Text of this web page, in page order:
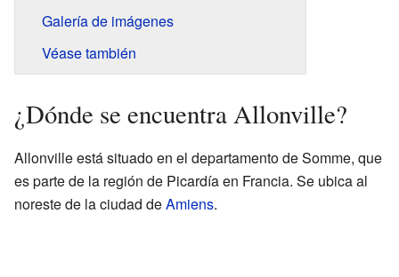
Galería de imágenes
Véase también
¿Dónde se encuentra Allonville?
Allonville está situado en el departamento de Somme, que
es parte de la región de Picardía en Francia. Se ubica al
noreste de la ciudad deAmiens.